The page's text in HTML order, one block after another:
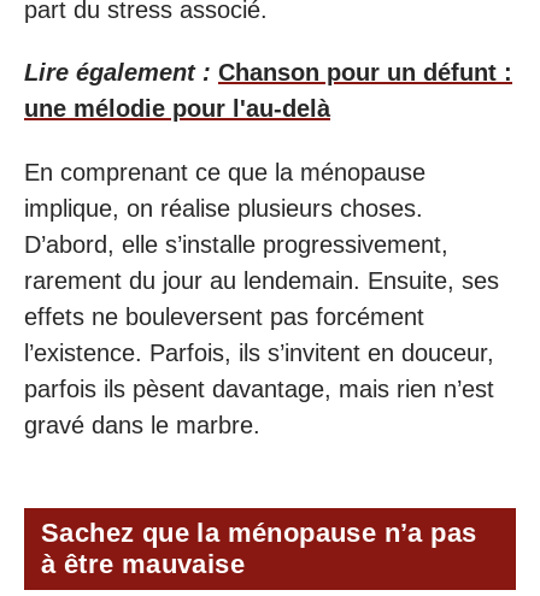
part du stress associé.
Lire également : Chanson pour un défunt :
une mélodie pour l'au-delà
En comprenant ce que la ménopause
implique, on réalise plusieurs choses.
D’abord, elle s’installe progressivement,
rarement du jour au lendemain. Ensuite, ses
effets ne bouleversent pas forcément
l’existence. Parfois, ils s’invitent en douceur,
parfois ils pèsent davantage, mais rien n’est
gravé dans le marbre.
Sachez que la ménopause n’a pas
à être mauvaise